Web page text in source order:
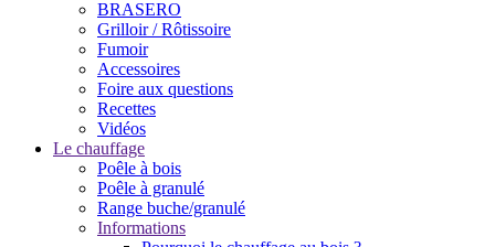
BRASERO
Grilloir / Rôtissoire
Fumoir
Accessoires
Foire aux questions
Recettes
Vidéos
Le chauffage
Poêle à bois
Poêle à granulé
Range buche/granulé
Informations